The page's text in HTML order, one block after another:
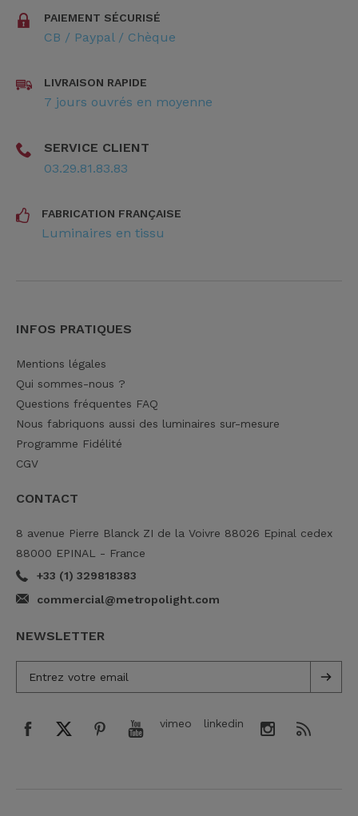
PAIEMENT SÉCURISÉ
CB / Paypal / Chèque
LIVRAISON RAPIDE
7 jours ouvrés en moyenne
SERVICE CLIENT
03.29.81.83.83
FABRICATION FRANÇAISE
Luminaires en tissu
INFOS PRATIQUES
Mentions légales
Qui sommes-nous ?
Questions fréquentes FAQ
Nous fabriquons aussi des luminaires sur-mesure
Programme Fidélité
CGV
CONTACT
8 avenue Pierre Blanck ZI de la Voivre 88026 Epinal cedex
88000 EPINAL - France
+33 (1) 329818383
commercial@metropolight.com
NEWSLETTER
vimeo linkedin